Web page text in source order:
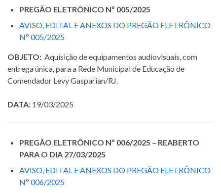
PREGÃO ELETRÔNICO Nº 005/2025
AVISO, EDITAL E ANEXOS DO PREGÃO ELETRÔNICO
Nº 005/2025
OBJETO: Aquisição de equipamentos audiovisuais, com
entrega única, para a Rede Municipal de Educação de
Comendador Levy Gasparian/RJ.
DATA: 19/03/2025
PREGÃO ELETRÔNICO Nº 006/2025 – REABERTO
PARA O DIA 27/03/2025
AVISO, EDITAL E ANEXOS DO PREGÃO ELETRÔNICO
Nº 006/2025